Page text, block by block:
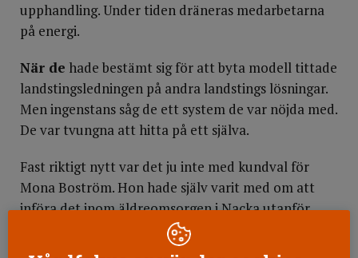
upphandling. Under tiden dräneras medarbetarna
på energi.
När de hade bestämt sig för att byta modell tittade
landstingsledningen på andra landstings lösningar.
Men ingenstans såg de ett system de var nöjda med.
De var tvungna att hitta på ett själva.
Fast riktigt nytt var det ju inte med kundval för
Mona Boström. Hon hade själv varit med om att
införa det inom äldreomsorgen i Nacka utanför
Stockholm under sin tid som stadsdirektör där.